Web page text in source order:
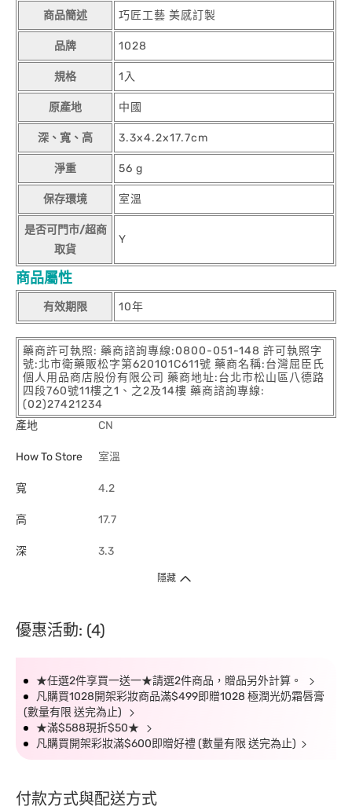
商品簡述 巧匠工藝 美感訂製
品牌 1028
規格 1入
原產地 中國
深、寬、高 3.3x4.2x17.7cm
淨重 56 g
保存環境 室溫
是否可門市/超商
取貨
Y
商品屬性
有效期限 10年
藥商許可執照: 藥商諮詢專線:0800-051-148 許可執照字
號:北市衛藥販松字第620101C611號 藥商名稱:台灣屈臣氏
個人用品商店股份有限公司 藥商地址:台北市松山區八德路
四段760號11樓之1、之2及14樓 藥商諮詢專線:
(02)27421234
產地
CN
How To Store 室溫
寬 4.2
高 17.7
深 3.3
隱藏
優惠活動: (4)
★任選2件享買一送一★請選2件商品，贈品另外計算。
凡購買1028開架彩妝商品滿$499即贈1028 極潤光奶霜唇膏
(數量有限 送完為止)
★滿$588現折$50★
凡購買開架彩妝滿$600即贈好禮 (數量有限 送完為止)
付款方式與配送方式